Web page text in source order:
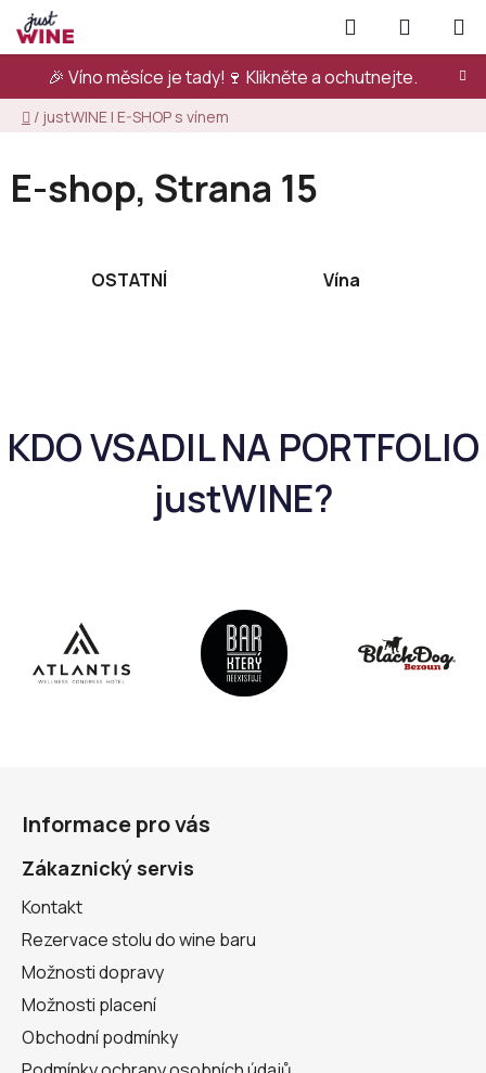
Přejít
na
obsah
🎉 Víno měsíce je tady!🍷 Klikněte a ochutnejte.
Hledat
KOŠÍK
Domů
/ justWINE | E-SHOP s vínem
E-shop, Strana 15
OSTATNÍ Vína
Informace pro vás
Zákaznický servis
Kontakt
Rezervace stolu do wine baru
Možnosti dopravy
Možnosti placení
Obchodní podmínky